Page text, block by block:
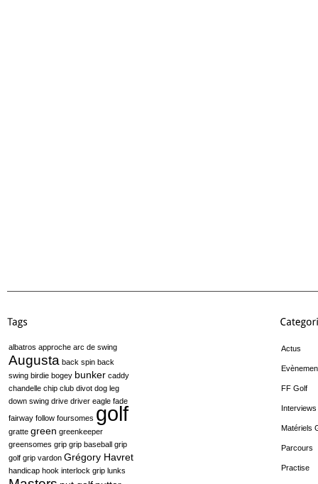
albatros approche arc de swing
Augusta back spin back
swing birdie bogey bunker caddy
chandelle chip club divot dog leg
down swing drive driver eagle fade
fairway follow foursomes golf
gratte green greenkeeper
greensomes grip grip baseball grip
golf grip vardon Grégory Havret
handicap hook interlock grip lunks
Actus
FF Golf
Interviews
Matériels
Parcours
Practise